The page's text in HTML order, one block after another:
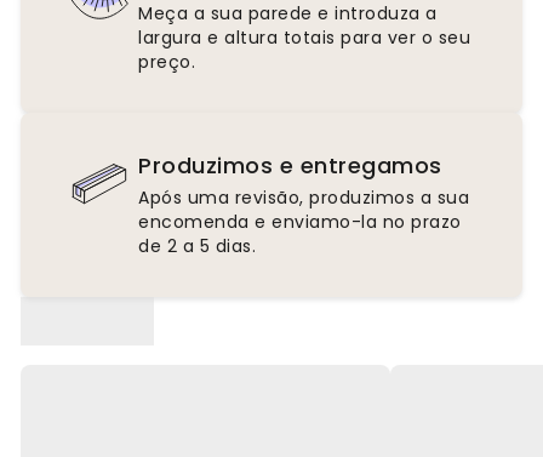
Meça a sua parede e introduza a
largura e altura totais para ver o seu
preço.
Produzimos e entregamos
Após uma revisão, produzimos a sua
encomenda e enviamo-la no prazo
de 2 a 5 dias.